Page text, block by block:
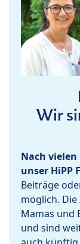
Wir
Nach
unser HiPP
Beiträge
möglich.
Mamas und
und sind